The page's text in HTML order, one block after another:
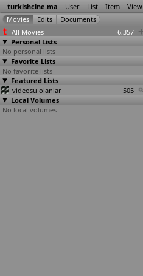
turkishcine.ma User List Item View
All Movies
6,357
Personal Lists
No personal lists
Favorite Lists
No favorite lists
Featured Lists
videosu olanlar
505
Local Volumes
No local volumes
Fatos
sokaklarin
melegi…kçugil)